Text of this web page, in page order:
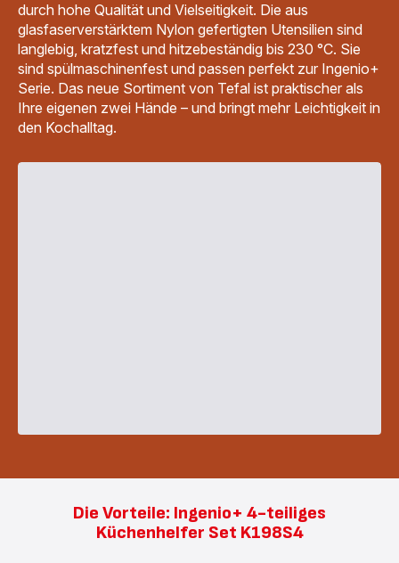
durch hohe Qualität und Vielseitigkeit. Die aus
glasfaserverstärktem Nylon gefertigten Utensilien sind
langlebig, kratzfest und hitzebeständig bis 230 °C. Sie
sind spülmaschinenfest und passen perfekt zur Ingenio+
Serie. Das neue Sortiment von Tefal ist praktischer als
Ihre eigenen zwei Hände – und bringt mehr Leichtigkeit in
den Kochalltag.
Die Vorteile: Ingenio+ 4-teiliges
Küchenhelfer Set K198S4